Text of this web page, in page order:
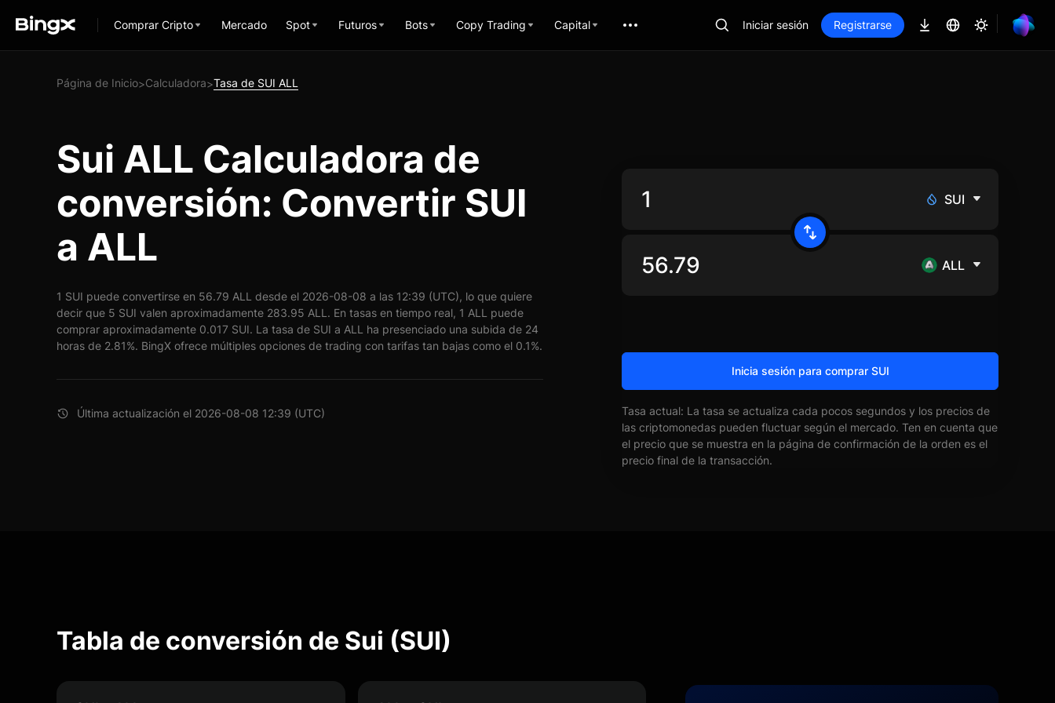
Comprar Cripto Mercado Spot Futuros Bots Copy Trading Capital Iniciar sesión Registrarse
Página de Inicio>Calculadora>Tasa de SUI ALL
Sui ALL Calculadora de
conversión: Convertir SUI
a ALL
1 SUI puede convertirse en 56.79 ALL desde el 2026-08-08 a las 12:39 (UTC), lo que quiere
decir que 5 SUI valen aproximadamente 283.95 ALL. En tasas en tiempo real, 1 ALL puede
comprar aproximadamente 0.017 SUI. La tasa de SUI a ALL ha presenciado una subida de 24
horas de 2.81%. BingX ofrece múltiples opciones de trading con tarifas tan bajas como el 0.1%.
Última actualización el 2026-08-08 12:39 (UTC)
SUI
ALL
Inicia sesión para comprar SUI
Tasa actual: La tasa se actualiza cada pocos segundos y los precios de
las criptomonedas pueden fluctuar según el mercado. Ten en cuenta que
el precio que se muestra en la página de confirmación de la orden es el
precio final de la transacción.
Tabla de conversión de Sui (SUI)